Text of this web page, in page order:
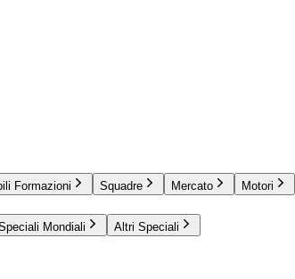
Formazioni Squadre Mercato Motori
Mondiali Altri Speciali